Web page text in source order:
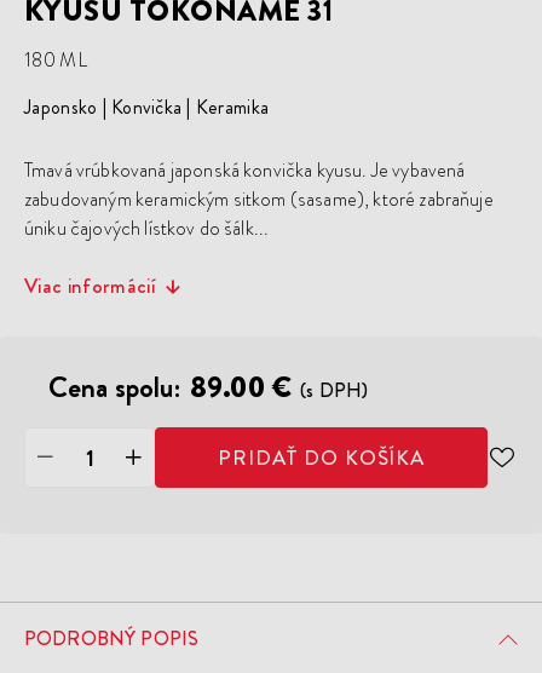
KYUSU TOKONAME 31
180 ML
Japonsko
Konvička Keramika
Tmavá vrúbkovaná japonská konvička kyusu. Je vybavená
zabudovaným keramickým sitkom (sasame), ktoré zabraňuje
úniku čajových lístkov do šálk...
Viac informácií
Cena spolu: 89.00 € (s DPH)
PRIDAŤ DO KOŠÍKA
PODROBNÝ POPIS